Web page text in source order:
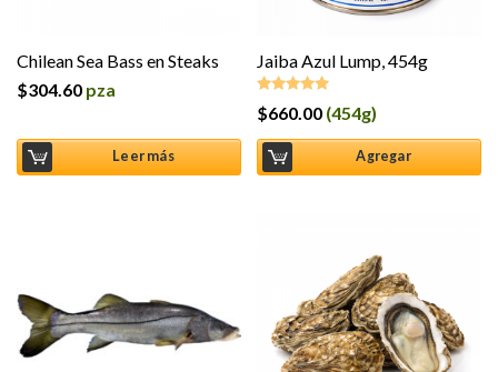
Chilean Sea Bass en Steaks
$304.60 pza
Leer más
Jaiba Azul Lump, 454g
Valorado en
$660.00 (454g)
Agregar